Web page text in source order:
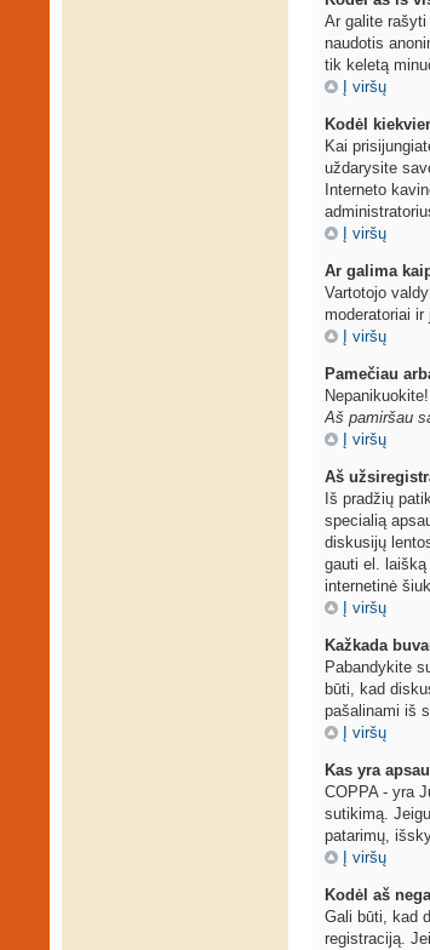
Ar galite
naudotis
tik keletą
Į viršų
Kodėl
Kai
uždarysite
Interneto
Į viršų
Ar galima
Vartotojo
moderatoriai ir
Į viršų
Pamečiau
Aš pamiršau
Į viršų
Aš
Iš pradžių
specialią
diskusijų
gauti el.
internetinė
Į viršų
Kažkada
Pabandykite
būti, kad
pašalinami iš
Į viršų
Kas yra
COPPA - yra
sutikimą.
patarimų,
Į viršų
Kodėl aš
Gali būti, kad
registraciją.